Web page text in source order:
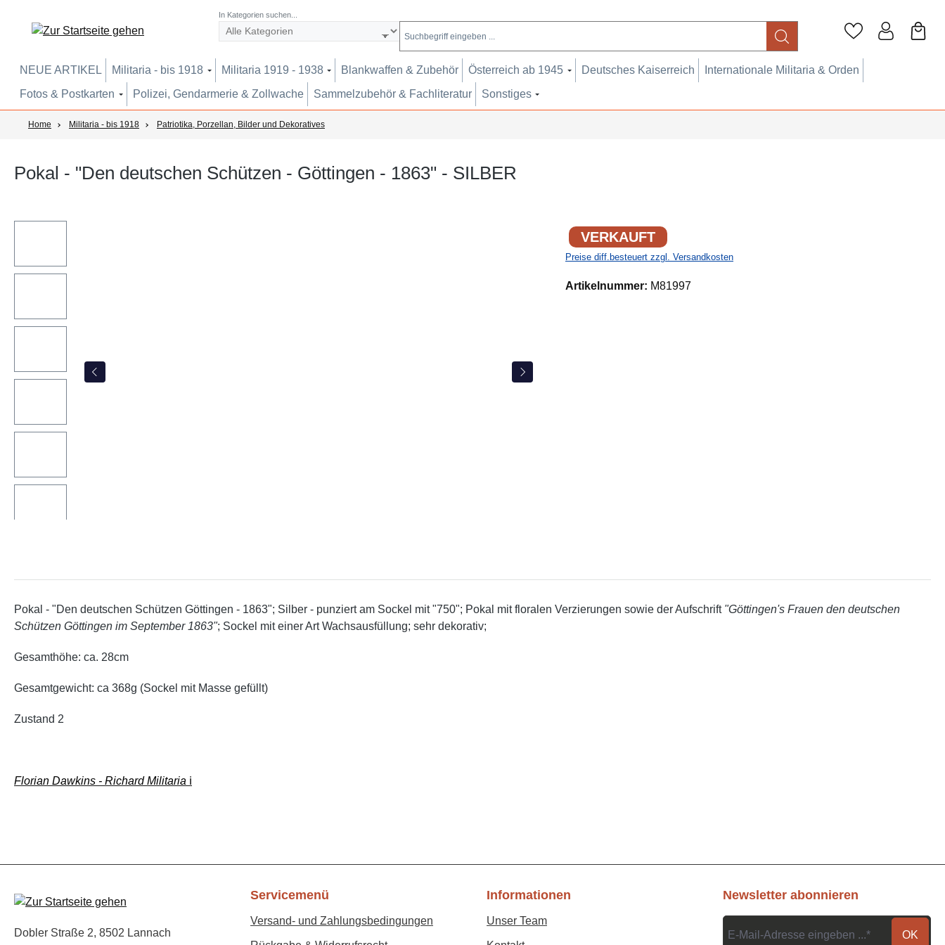
In Kategorien suchen...
NEUE ARTIKEL Militaria - bis 1918 Militaria 1919 - 1938 Blankwaffen & Zubehör Österreich ab 1945 Deutsches Kaiserreich
Internationale Militaria & Orden
Fotos & Postkarten
Polizei, Gendarmerie & Zollwache Sammelzubehör & Fachliteratur Sonstiges
Home Militaria - bis 1918 Patriotika, Porzellan, Bilder und Dekoratives
Pokal - "Den deutschen Schützen - Göttingen - 1863" - SILBER
VERKAUFT
Preise diff.besteuert zzgl. Versandkosten
Artikelnummer: M81997
Pokal - "Den deutschen Schützen Göttingen - 1863"; Silber - punziert am Sockel mit "750"; Pokal mit floralen Verzierungen sowie der Aufschrift "Göttingen's Frauen den deutschen
Schützen Göttingen im September 1863"; Sockel mit einer Art Wachsausfüllung; sehr dekorativ;
Gesamthöhe: ca. 28cm
Gesamtgewicht: ca 368g (Sockel mit Masse gefüllt)
Zustand 2
Florian Dawkins - Richard Militaria ℹ️
Dobler Straße 2, 8502 Lannach
Servicemenü
Versand- und Zahlungsbedingungen
Informationen
Unser Team
Newsletter abonnieren
OK